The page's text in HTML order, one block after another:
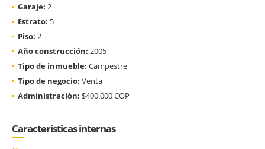
Garaje: 2
Estrato: 5
Piso: 2
Año construcción: 2005
Tipo de inmueble: Campestre
Tipo de negocio: Venta
Administración: $400.000 COP
Características internas